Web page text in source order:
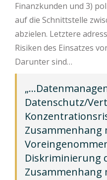
Finanzkunden und 3)
auf die Schnittstelle
abzielen. Letztere
Risiken des Einsatzes
Darunter sind…
Datenschutz/
Diskriminierung
Zusammenhang